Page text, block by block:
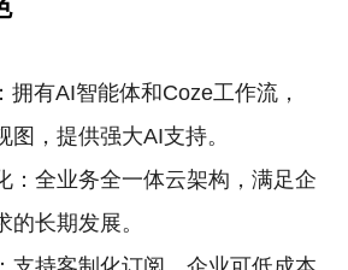
拥有AI智能体和Coze工作流，
图，提供强大AI支持。
：全业务全一体云架构，满足企
的长期发展。